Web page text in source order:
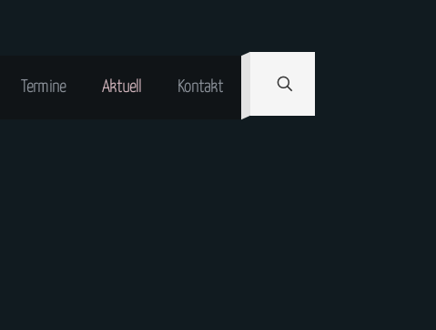
Termine Aktuell Kontakt